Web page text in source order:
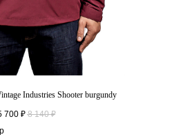
Industries Shooter burgundy
700 ₽ 8 140 ₽